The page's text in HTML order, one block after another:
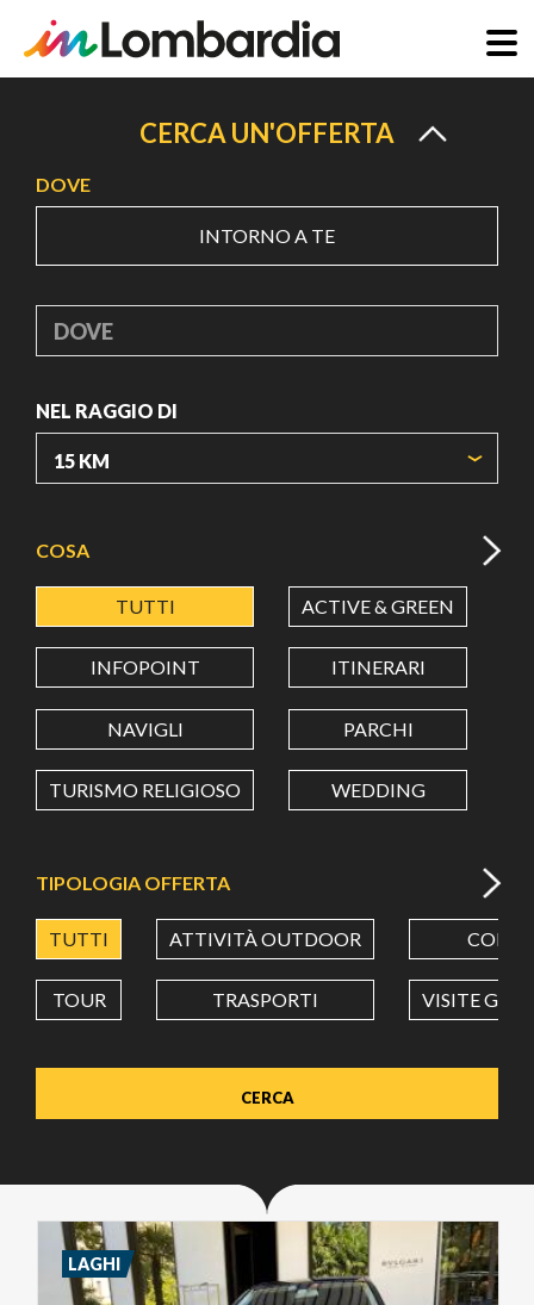
principale
CERCA UN'OFFERTA
DOVE
INTORNO A TE
DOVE
NEL RAGGIO DI
LATITUDINE
LONGITUDINE
Value in decimal degrees. Use dot (.) as decimal separator.
COSA
TUTTI ACTIVE & GREEN
INFOPOINT ITINERARI
NAVIGLI PARCHI
TURISMO RELIGIOSO WEDDING
TIPOLOGIA OFFERTA
TUTTI ATTIVITÀ OUTDOOR CORSI
TOUR TRASPORTI VISITE
LAGHI